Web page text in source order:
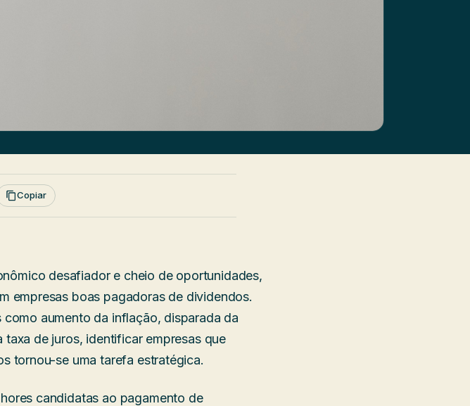
Copiar
desafiador e cheio de oportunidades,
empresas boas pagadoras de dividendos.
aumento da inflação, disparada da
de juros, identificar empresas que
tornou-se uma tarefa estratégica.
candidatas ao pagamento de